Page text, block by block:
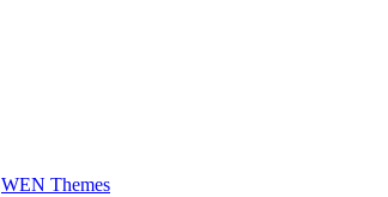
WEN Themes